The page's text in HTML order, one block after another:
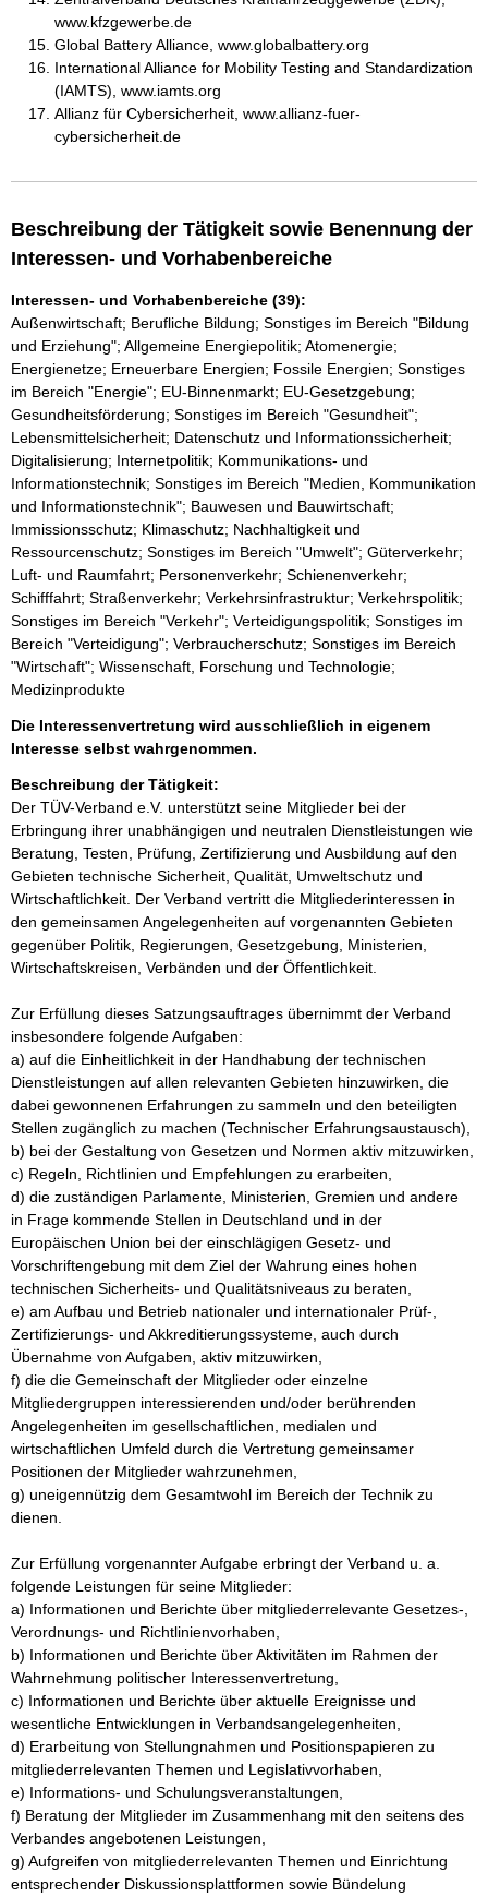
www.kfzgewerbe.de
Global Battery Alliance, www.globalbattery.org
International Alliance for Mobility Testing and Standardization
(IAMTS), www.iamts.org
Allianz für Cybersicherheit, www.allianz-fuer-
cybersicherheit.de
Beschreibung der Tätigkeit sowie Benennung der
Interessen- und Vorhabenbereiche
Interessen- und Vorhabenbereiche (39):
Außenwirtschaft; Berufliche Bildung; Sonstiges im Bereich "Bildung
und Erziehung"; Allgemeine Energiepolitik; Atomenergie;
Energienetze; Erneuerbare Energien; Fossile Energien; Sonstiges
im Bereich "Energie"; EU-Binnenmarkt; EU-Gesetzgebung;
Gesundheitsförderung; Sonstiges im Bereich "Gesundheit";
Lebensmittelsicherheit; Datenschutz und Informationssicherheit;
Digitalisierung; Internetpolitik; Kommunikations- und
Informationstechnik; Sonstiges im Bereich "Medien, Kommunikation
und Informationstechnik"; Bauwesen und Bauwirtschaft;
Immissionsschutz; Klimaschutz; Nachhaltigkeit und
Ressourcenschutz; Sonstiges im Bereich "Umwelt"; Güterverkehr;
Luft- und Raumfahrt; Personenverkehr; Schienenverkehr;
Schifffahrt; Straßenverkehr; Verkehrsinfrastruktur; Verkehrspolitik;
Sonstiges im Bereich "Verkehr"; Verteidigungspolitik; Sonstiges im
Bereich "Verteidigung"; Verbraucherschutz; Sonstiges im Bereich
"Wirtschaft"; Wissenschaft, Forschung und Technologie;
Medizinprodukte
Die Interessenvertretung wird ausschließlich in eigenem
Interesse selbst wahrgenommen.
Beschreibung der Tätigkeit:
Der TÜV-Verband e.V. unterstützt seine Mitglieder bei der
Erbringung ihrer unabhängigen und neutralen Dienstleistungen wie
Beratung, Testen, Prüfung, Zertifizierung und Ausbildung auf den
Gebieten technische Sicherheit, Qualität, Umweltschutz und
Wirtschaftlichkeit. Der Verband vertritt die Mitgliederinteressen in
den gemeinsamen Angelegenheiten auf vorgenannten Gebieten
gegenüber Politik, Regierungen, Gesetzgebung, Ministerien,
Wirtschaftskreisen, Verbänden und der Öffentlichkeit.
Zur Erfüllung dieses Satzungsauftrages übernimmt der Verband
insbesondere folgende Aufgaben:
a) auf die Einheitlichkeit in der Handhabung der technischen
Dienstleistungen auf allen relevanten Gebieten hinzuwirken, die
dabei gewonnenen Erfahrungen zu sammeln und den beteiligten
Stellen zugänglich zu machen (Technischer Erfahrungsaustausch),
b) bei der Gestaltung von Gesetzen und Normen aktiv mitzuwirken,
c) Regeln, Richtlinien und Empfehlungen zu erarbeiten,
d) die zuständigen Parlamente, Ministerien, Gremien und andere
in Frage kommende Stellen in Deutschland und in der
Europäischen Union bei der einschlägigen Gesetz- und
Vorschriftengebung mit dem Ziel der Wahrung eines hohen
technischen Sicherheits- und Qualitätsniveaus zu beraten,
e) am Aufbau und Betrieb nationaler und internationaler Prüf-,
Zertifizierungs- und Akkreditierungssysteme, auch durch
Übernahme von Aufgaben, aktiv mitzuwirken,
f) die die Gemeinschaft der Mitglieder oder einzelne
Mitgliedergruppen interessierenden und/oder berührenden
Angelegenheiten im gesellschaftlichen, medialen und
wirtschaftlichen Umfeld durch die Vertretung gemeinsamer
Positionen der Mitglieder wahrzunehmen,
g) uneigennützig dem Gesamtwohl im Bereich der Technik zu
dienen.
Zur Erfüllung vorgenannter Aufgabe erbringt der Verband u. a.
folgende Leistungen für seine Mitglieder:
a) Informationen und Berichte über mitgliederrelevante Gesetzes-,
Verordnungs- und Richtlinienvorhaben,
b) Informationen und Berichte über Aktivitäten im Rahmen der
Wahrnehmung politischer Interessenvertretung,
c) Informationen und Berichte über aktuelle Ereignisse und
wesentliche Entwicklungen in Verbandsangelegenheiten,
d) Erarbeitung von Stellungnahmen und Positionspapieren zu
mitgliederrelevanten Themen und Legislativvorhaben,
e) Informations- und Schulungsveranstaltungen,
f) Beratung der Mitglieder im Zusammenhang mit den seitens des
Verbandes angebotenen Leistungen,
g) Aufgreifen von mitgliederrelevanten Themen und Einrichtung
entsprechender Diskussionsplattformen sowie Bündelung